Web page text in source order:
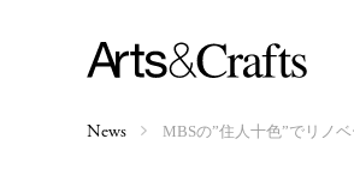
News MBSの”住人十色”でリノ